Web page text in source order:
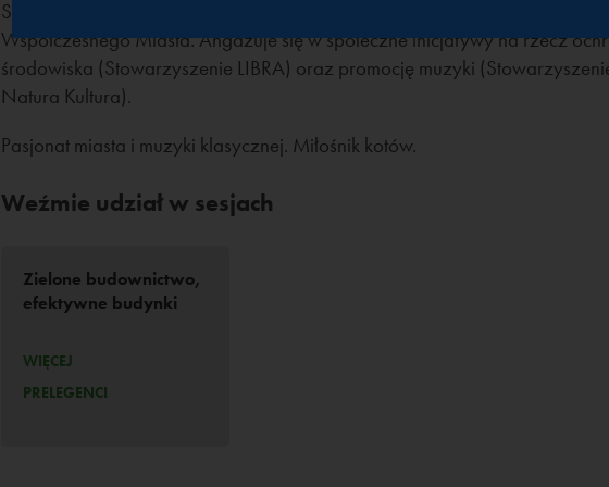
Sędziów Konkursowych przy Zarządzie Głównym SARP. Jest
Współczesnego Miasta. Angażuje się w społeczne inicjatywy na rzecz
środowiska (Stowarzyszenie LIBRA) oraz promocję muzyki
Natura Kultura).
Pasjonat miasta i muzyki klasycznej. Miłośnik kotów.
Weźmie udział w sesjach
Zielone budownictwo,
efektywne budynki
WIĘCEJ
PRELEGENCI